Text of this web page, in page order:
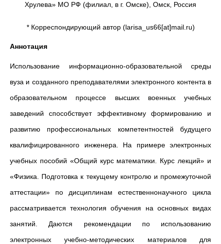
Хрулева» МО РФ (филиал, в г. Омске), Омск, Россия
* Корреспондирующий автор (larisa_us66[at]mail.ru)
Аннотация
Использование информационно-образовательной среды
вуза и созданного преподавателями электронного контента в
образовательном процессе высших военных учебных
заведений способствует эффективному формированию и
развитию профессиональных компетентностей будущего
квалифицированного инженера. На примере электронных
учебных пособий «Общий курс математики. Курс лекций» и
«Физика. Подготовка к текущему контролю и промежуточной
аттестации» по дисциплинам естественнонаучного цикла
рассматривается технология обучения на основных видах
занятий. Даются рекомендации по использованию
электронных учебно-методических материалов для